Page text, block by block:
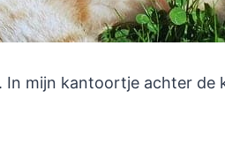
mijn kantoortje achter de